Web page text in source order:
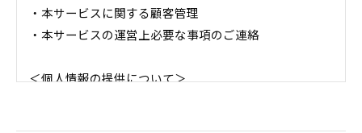
・本サービスに関する顧客管理
・本サービスの運営上必要な事項のご連絡
＜個人情報の提供について＞